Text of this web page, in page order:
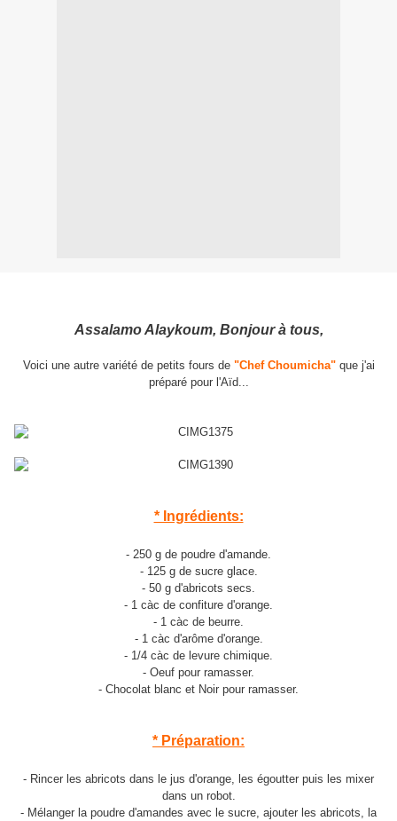
Assalamo Alaykoum, Bonjour à tous,
Voici une autre variété de petits fours de "Chef Choumicha"que j'ai
préparé pour l'Aïd...
* Ingrédients:
- 250 g de poudre d'amande.
- 125 g de sucre glace.
- 50 g d'abricots secs.
- 1 càc de confiture d'orange.
- 1 càc de beurre.
- 1 càc d'arôme d'orange.
- 1/4 càc de levure chimique.
- Oeuf pour ramasser.
- Chocolat blanc et Noir pour ramasser.
* Préparation:
- Rincer les abricots dans le jus d'orange, les égoutter puis les mixer
dans un robot.
- Mélanger la poudre d'amandes avec le sucre, ajouter les abricots, la